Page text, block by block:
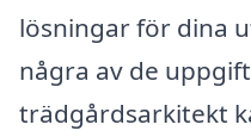
lösningar för dina
några av de
trädgårdsarkitekt